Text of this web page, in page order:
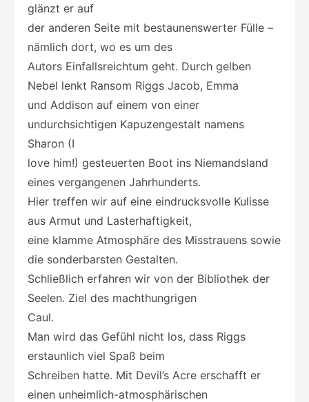
glänzt er auf
der anderen Seite mit bestaunenswerter Fülle –
nämlich dort, wo es um des
Autors Einfallsreichtum geht. Durch gelben
Nebel lenkt Ransom Riggs Jacob, Emma
und Addison auf einem von einer
undurchsichtigen Kapuzengestalt namens
Sharon (I
love him!) gesteuerten Boot ins Niemandsland
eines vergangenen Jahrhunderts.
Hier treffen wir auf eine eindrucksvolle Kulisse
aus Armut und Lasterhaftigkeit,
eine klamme Atmosphäre des Misstrauens sowie
die sonderbarsten Gestalten.
Schließlich erfahren wir von der Bibliothek der
Seelen. Ziel des machthungrigen
Caul.
Man wird das Gefühl nicht los, dass Riggs
erstaunlich viel Spaß beim
Schreiben hatte. Mit Devil’s Acre erschafft er
einen unheimlich-atmosphärischen